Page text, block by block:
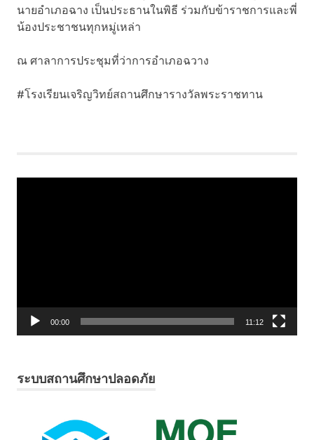
นายอำเภอฉาง เป็นประธานในพิธี ร่วมกับข้าราชการและพี่
น้องประชาชนทุกหมู่เหล่า
ณ ศาลาการประชุมที่ว่าการอำเภอฉวาง
#โรงเรียนเจริญวิทย์สถานศึกษารางวัลพระราชทาน
00:00 11:12
ระบบสถานศึกษาปลอดภัย